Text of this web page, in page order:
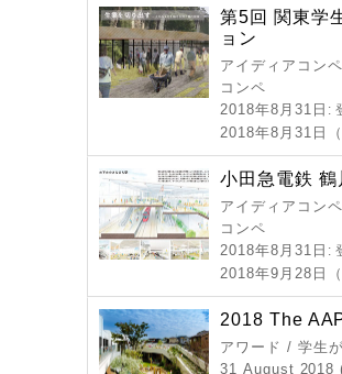
第5回 関東学
ョン
アイディアコン
コンペ
2018年8月31日 :
2018年8月31日
小田急電鉄
アイディアコン
コンペ
2018年8月31日 :
2018年9月28日
2018 The
アワード / 学生
31 August 2018